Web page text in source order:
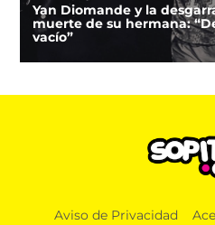
Yan Diomande y la
muerte de su hermana:
vacío”
Aviso de Privacidad